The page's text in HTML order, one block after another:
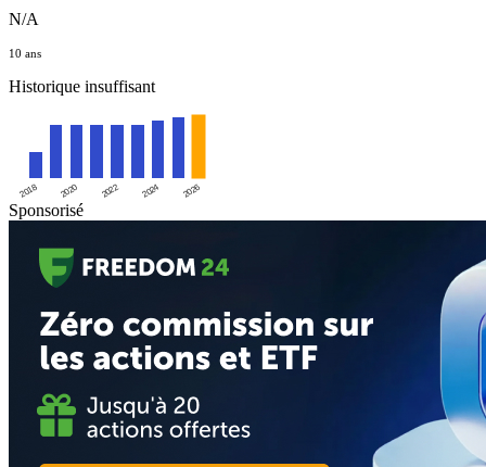
N/A
10 ans
Historique insuffisant
2018 2020 2022 2024 2026
Sponsorisé